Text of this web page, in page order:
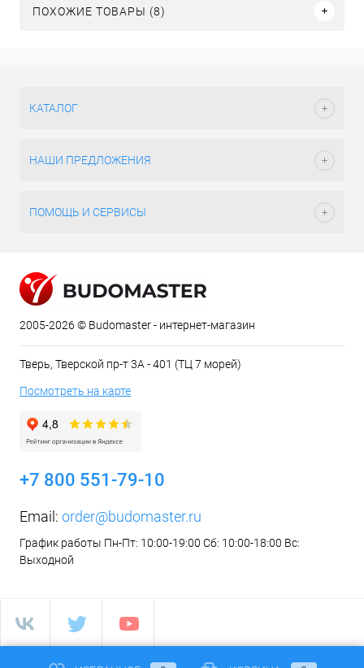
ПОХОЖИЕ ТОВАРЫ (8)
КАТАЛОГ
НАШИ ПРЕДЛОЖЕНИЯ
ПОМОЩЬ И СЕРВИСЫ
2005-2026 © Budomaster - интернет-магазин
Тверь, Тверской пр-т 3А - 401 (ТЦ 7 морей)
Посмотреть на карте
+7 800 551-79-10
Email: order@budomaster.ru
График работы Пн-Пт: 10:00-19:00 Сб: 10:00-18:00 Вс:
Выходной